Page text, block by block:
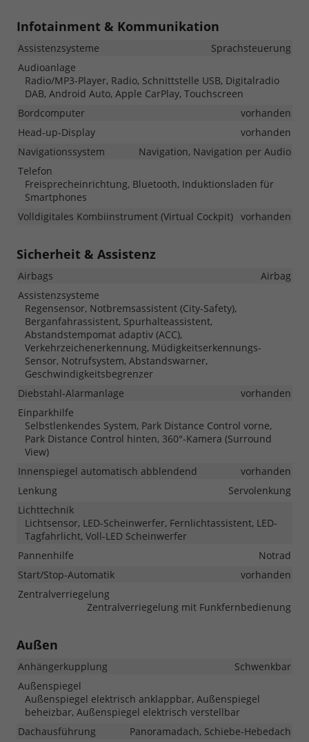
Infotainment & Kommunikation
Assistenzsysteme
Sprachsteuerung
Audioanlage
Radio/MP3-Player, Radio, Schnittstelle USB, Digitalradio
DAB, Android Auto, Apple CarPlay, Touchscreen
Bordcomputer
vorhanden
Head-up-Display
vorhanden
Navigationssystem
Navigation, Navigation per Audio
Telefon
Freisprecheinrichtung, Bluetooth, Induktionsladen für
Smartphones
Volldigitales Kombiinstrument (Virtual Cockpit) vorhanden
Sicherheit & Assistenz
Airbags
Airbag
Assistenzsysteme
Regensensor, Notbremsassistent (City-Safety),
Berganfahrassistent, Spurhalteassistent,
Abstandstempomat adaptiv (ACC),
Verkehrzeichenerkennung, Müdigkeitserkennungs-
Sensor, Notrufsystem, Abstandswarner,
Geschwindigkeitsbegrenzer
Diebstahl-Alarmanlage
vorhanden
Einparkhilfe
Selbstlenkendes System, Park Distance Control vorne,
Park Distance Control hinten, 360°-Kamera (Surround
View)
Innenspiegel automatisch abblendend
vorhanden
Lenkung
Servolenkung
Lichttechnik
Lichtsensor, LED-Scheinwerfer, Fernlichtassistent, LED-
Tagfahrlicht, Voll-LED Scheinwerfer
Pannenhilfe
Notrad
Start/Stop-Automatik
vorhanden
Zentralverriegelung
Zentralverriegelung mit Funkfernbedienung
Außen
Anhängerkupplung
Schwenkbar
Außenspiegel
Außenspiegel elektrisch anklappbar, Außenspiegel
beheizbar, Außenspiegel elektrisch verstellbar
Dachausführung
Panoramadach, Schiebe-Hebedach